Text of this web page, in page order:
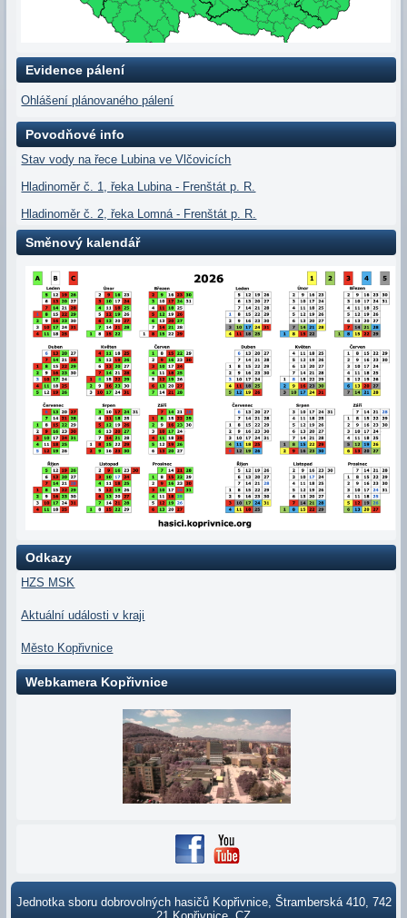
Evidence pálení
Ohlášení plánovaného pálení
Povodňové info
Stav vody na řece Lubina ve Vlčovicích
Hladinoměr č. 1, řeka Lubina - Frenštát p. R.
Hladinoměr č. 2, řeka Lomná - Frenštát p. R.
Směnový kalendář
Odkazy
HZS MSK
Aktuální události v kraji
Město Kopřivnice
Webkamera Kopřivnice
Jednotka sboru dobrovolných hasičů Kopřivnice, Štramberská 410, 742